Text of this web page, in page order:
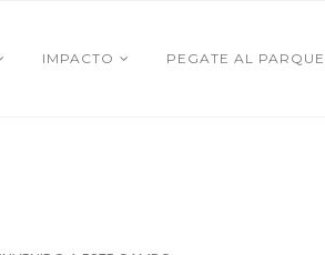
IMPACTO PEGATE AL